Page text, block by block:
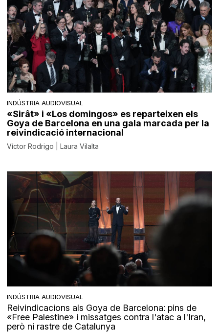
INDÚSTRIA AUDIOVISUAL
«Sirât» i «Los domingos» es reparteixen els
Goya de Barcelona en una gala marcada per la
reivindicació internacional
Víctor Rodrigo | Laura Vilalta
INDÚSTRIA AUDIOVISUAL
Reivindicacions als Goya de Barcelona: pins de
«Free Palestine» i missatges contra l'atac a l'Iran,
però ni rastre de Catalunya